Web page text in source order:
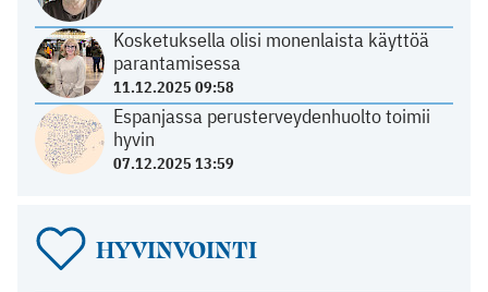
Kosketuksella olisi monenlaista käyttöä
parantamisessa
11.12.2025 09:58
Espanjassa perusterveydenhuolto toimii
hyvin
07.12.2025 13:59
HYVINVOINTI